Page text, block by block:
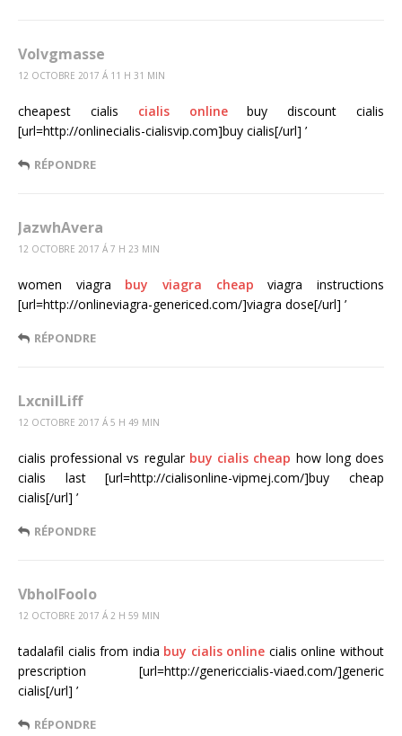
Volvgmasse
12 OCTOBRE 2017 Á 11 H 31 MIN
cheapest cialis cialis onlinebuy discount cialis
[url=http://onlinecialis-cialisvip.com]buy cialis[/url] ’
RÉPONDRE
JazwhAvera
12 OCTOBRE 2017 Á 7 H 23 MIN
women viagra buy viagra cheap viagra instructions
[url=http://onlineviagra-genericed.com/]viagra dose[/url] ’
RÉPONDRE
LxcnilLiff
12 OCTOBRE 2017 Á 5 H 49 MIN
cialis professional vs regular buy cialis cheap how long does
cialis last [url=http://cialisonline-vipmej.com/]buy cheap
cialis[/url] ’
RÉPONDRE
VbholFoolo
12 OCTOBRE 2017 Á 2 H 59 MIN
tadalafil cialis from india buy cialis online cialis online without
prescription [url=http://genericcialis-viaed.com/]generic
cialis[/url] ’
RÉPONDRE